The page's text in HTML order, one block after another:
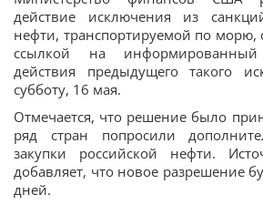
действие исключения из
нефти, транспортируемой по морю,
ссылкой на
действия предыдущего такого
субботу, 16 мая.
Отмечается, что решение было
ряд стран попросили
закупки российской нефти.
добавляет, что новое разрешение
дней.